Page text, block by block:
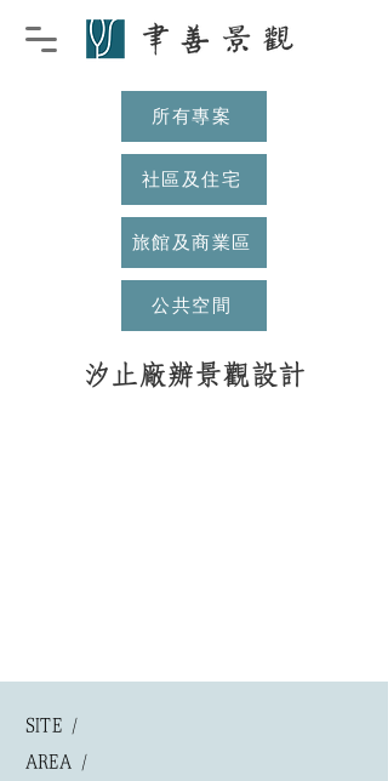
所有專案
社區及住宅
旅館及商業區
公共空間
汐止廠辦景觀設計
SITE /
AREA /